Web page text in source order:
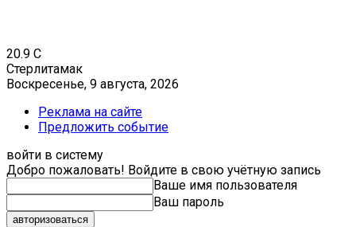
20.9 C
Стерлитамак
Воскресенье, 9 августа, 2026
Реклама на сайте
Предложить событие
войти в систему
Добро пожаловать! Войдите в свою учётную запись
Ваше имя пользователя
Ваш пароль